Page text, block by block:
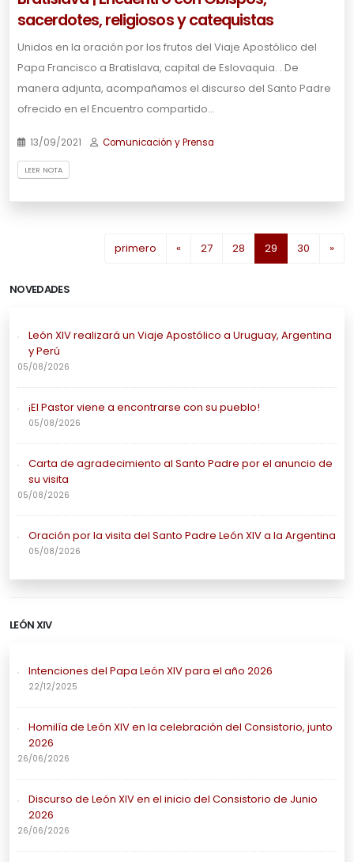
NOVEDADES
León XIV realizará un Viaje Apostólico a Uruguay, Argentina
y Perú
05/08/2026
¡El Pastor viene a encontrarse con su pueblo!
05/08/2026
Carta de agradecimiento al Santo Padre por el anuncio de
su visita
05/08/2026
Oración por la visita del Santo Padre León XIV a la Argentina
05/08/2026
LEÓN XIV
Intenciones del Papa León XIV para el año 2026
22/12/2025
Homilía de León XIV en la celebración del Consistorio, junto
2026
26/06/2026
Discurso de León XIV en el inicio del Consistorio de Junio
2026
26/06/2026
sacerdotes, religiosos y catequistas
Unidos en la oración por los frutos del Viaje Apostólico del
Papa Francisco a Bratislava, capital de Eslovaquia. . De
manera adjunta, acompañamos el discurso del Santo Padre
ofrecido en el Encuentro compartido…
13/09/2021 Comunicación y Prensa
LEER NOTA
primero « 27 28 29 (current)
30 »